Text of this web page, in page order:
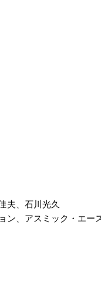
夫、石川光久
ン、アスミック・エ